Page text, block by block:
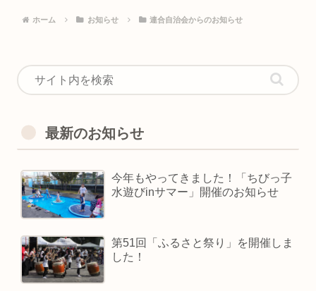
ホーム お知らせ 連合自治会からのお知らせ
最新のお知らせ
今年もやってきました！「ちびっ子
水遊びinサマー」開催のお知らせ
第51回「ふるさと祭り」を開催しま
した！